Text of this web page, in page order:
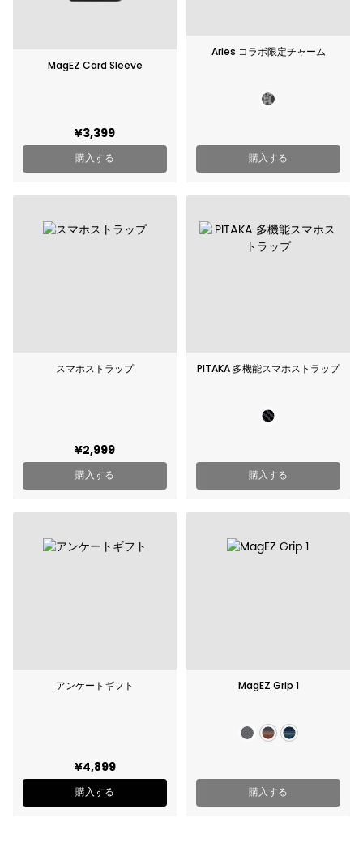
MagEZ Card Sleeve
¥3,399
購入する
Aries コラボ限定チャーム
購入する
スマホストラップ
¥2,999
購入する
PITAKA 多機能スマホストラップ
購入する
アンケートギフト
¥4,899
購入する
MagEZ Grip 1
購入する